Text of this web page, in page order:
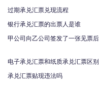
过期承兑汇票兑现流程
银行承兑汇票的出票人是谁
电子承兑汇票和纸质承兑汇票区别
承兑汇票贴现违法吗